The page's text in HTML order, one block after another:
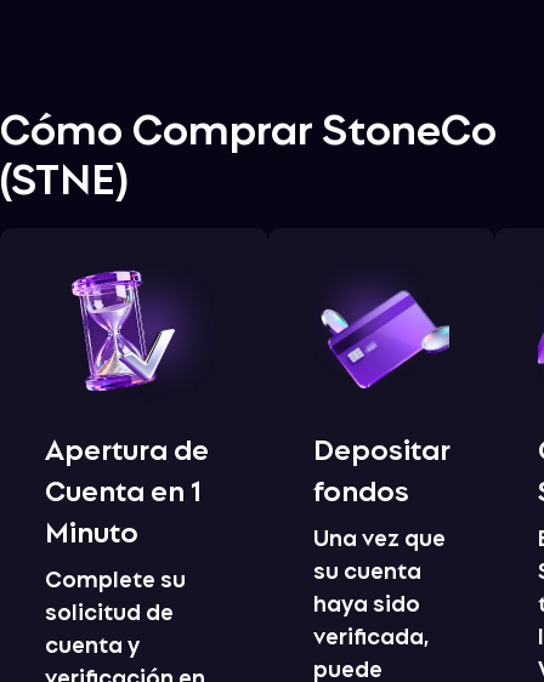
Cómo ComprarStoneCo
(STNE)
Apertura de
Cuenta en 1
Minuto
Complete su
solicitud de
cuenta y
Depositar
fondos
Una vez que
su cuenta
haya sido
verificada,
puede